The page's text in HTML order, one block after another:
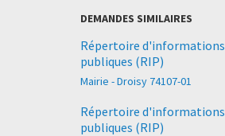
DEMANDES SIMILAIRES
Répertoire d'informations
publiques (RIP)
Mairie - Droisy 74107-01
Répertoire d'informations
publiques (RIP)